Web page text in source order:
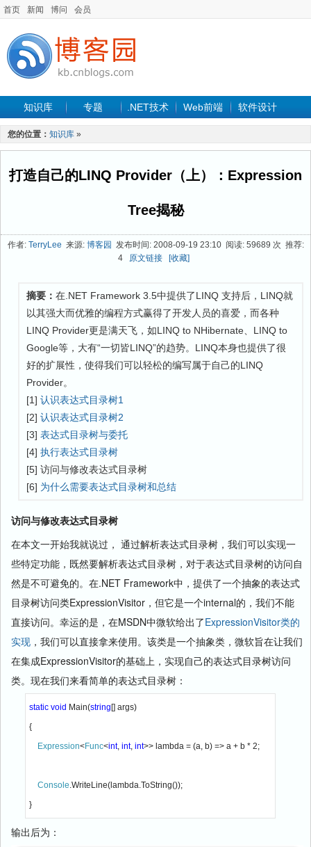
首页 新闻 博问 会员
知识库 专题 .NET技术 Web前端 软件设计
手机开发
最新文章
您的位置： 知识库 »
打造自己的LINQ Provider（上）：Expression
Tree揭秘
作者: TerryLee 来源: 博客园 发布时间: 2008-09-19 23:10 阅读: 59689 次 推荐:
4
原文链接 [收藏]
摘要： 在.NET Framework 3.5中提供了LINQ 支持后，LINQ就
以其强大而优雅的编程方式赢得了开发人员的喜爱，而各种
LINQ Provider更是满天飞，如LINQ to NHibernate、LINQ to
Google等，大有“一切皆LINQ”的趋势。LINQ本身也提供了很
好的扩展性，使得我们可以轻松的编写属于自己的LINQ
Provider。
[1] 认识表达式目录树1
[2] 认识表达式目录树2
[3] 表达式目录树与委托
[4] 执行表达式目录树
[5] 访问与修改表达式目录树
[6] 为什么需要表达式目录树和总结
访问与修改表达式目录树
在本文一开始我就说过， 通过解析表达式目录树，我们可以实现一
些特定功能，既然要解析表达式目录树，对于表达式目录树的访问自
然是不可避免的。在.NET Framework中，提供了一个抽象的表达式
目录树访问类ExpressionVisitor，但它是一个internal的，我们不能
直接访问。幸运的是，在MSDN中微软给出了ExpressionVisitor类的
实现 ，我们可以直接拿来使用。该类是一个抽象类，微软旨在让我们
在集成ExpressionVisitor的基础上，实现自己的表达式目录树访问
类。现在我们来看简单的表达式目录树：
static void Main(string [] args)
{
Expression<Func<int, int, int>> lambda = (a, b) => a + b * 2;
Console.WriteLine(lambda.ToString());
}
输出后为：